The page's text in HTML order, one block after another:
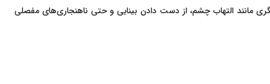
مانند التهاب چشم، از دست دادن بینایی و حتی ناهنجاری‌های مفصلی